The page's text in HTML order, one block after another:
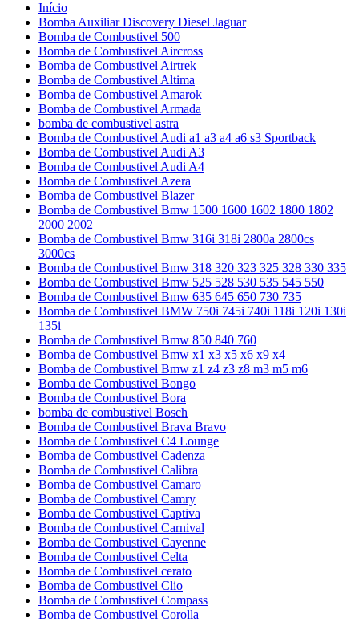
Início
Bomba Auxiliar Discovery Diesel Jaguar
Bomba de Combustivel 500
Bomba de Combustivel Aircross
Bomba de Combustivel Airtrek
Bomba de Combustivel Altima
Bomba de Combustivel Amarok
Bomba de Combustivel Armada
bomba de combustivel astra
Bomba de Combustivel Audi a1 a3 a4 a6 s3 Sportback
Bomba de Combustivel Audi A3
Bomba de Combustivel Audi A4
Bomba de Combustivel Azera
Bomba de Combustivel Blazer
Bomba de Combustivel Bmw 1500 1600 1602 1800 1802
2000 2002
Bomba de Combustivel Bmw 316i 318i 2800a 2800cs
3000cs
Bomba de Combustivel Bmw 318 320 323 325 328 330 335
Bomba de Combustivel Bmw 525 528 530 535 545 550
Bomba de Combustivel Bmw 635 645 650 730 735
Bomba de Combustivel BMW 750i 745i 740i 118i 120i 130i
135i
Bomba de Combustivel Bmw 850 840 760
Bomba de Combustivel Bmw x1 x3 x5 x6 x9 x4
Bomba de Combustivel Bmw z1 z4 z3 z8 m3 m5 m6
Bomba de Combustivel Bongo
Bomba de Combustivel Bora
bomba de combustivel Bosch
Bomba de Combustivel Brava Bravo
Bomba de Combustivel C4 Lounge
Bomba de Combustivel Cadenza
Bomba de Combustivel Calibra
Bomba de Combustivel Camaro
Bomba de Combustivel Camry
Bomba de Combustivel Captiva
Bomba de Combustivel Carnival
Bomba de Combustivel Cayenne
Bomba de Combustivel Celta
Bomba de Combustivel cerato
Bomba de Combustivel Clio
Bomba de Combustivel Compass
Bomba de Combustivel Corolla